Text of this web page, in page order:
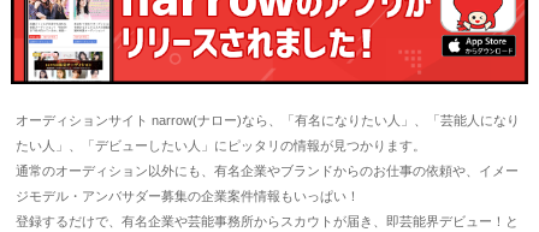
オーディションサイト narrow(ナロー)なら、「有名になりたい人」、「芸能人になり
たい人」、「デビューしたい人」にピッタリの情報が見つかります。
通常のオーディション以外にも、有名企業やブランドからのお仕事の依頼や、イメー
ジモデル・アンバサダー募集の企業案件情報もいっぱい！
登録するだけで、有名企業や芸能事務所からスカウトが届き、即芸能界デビュー！と